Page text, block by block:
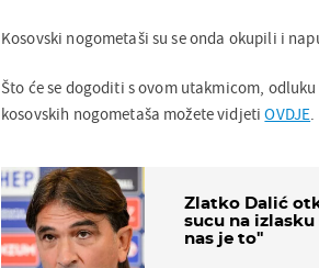
Kosovski nogometaši su se onda okupili i
Što će se dogoditi s ovom utakmicom,
kosovskih nogometaša možete vidjetiOVDJE.
Zlatko Dalić
sucu na
nas je to''